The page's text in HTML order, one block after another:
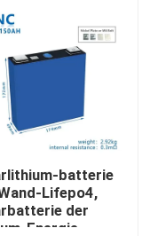
batterie
Lifepo4,
der
Energie-